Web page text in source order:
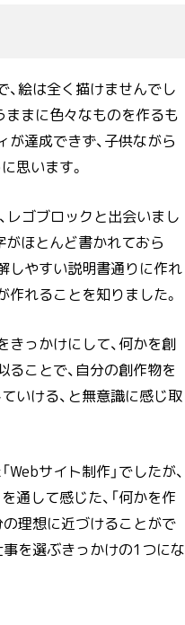
、絵は全く描けませんでし
ままに色々なものを作るも
が達成できず、子供ながら
思います。
レゴブロックと出会いまし
がほとんど書かれておら
しやすい説明書通りに作れ
作れることを知りました。
きっかけにして、何かを創
ることで、自分の創作物を
いける、と無意識に感じ取
サイト制作」でしたが、
通して感じた、「何かを作
の理想に近づけることがで
事を選ぶきっかけの1つにな